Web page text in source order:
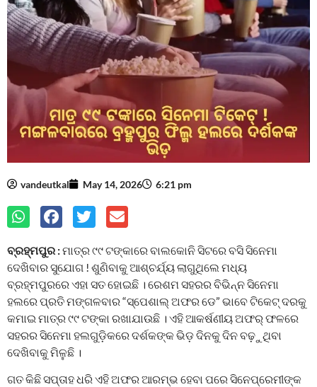
vandeutkal May 14, 2026 6:21 pm
ବ୍ରହ୍ମପୁର :ମାତ୍ର ୯୯ ଟଙ୍କାରେ ବାଲକୋନି ସିଟରେ ବସି ସିନେମା
ଦେଖିବାର ସୁଯୋଗ ! ଶୁଣିବାକୁ ଆଶ୍ଚର୍ଯ୍ୟ ଲାଗୁଥିଲେ ମଧ୍ୟ
ବ୍ରହ୍ମପୁରରେ ଏହା ସତ ହୋଇଛି । ରେଶମ ସହରର ବିଭିନ୍ନ ସିନେମା
ହଲରେ ପ୍ରତି ମଙ୍ଗଳବାର “ସ୍ପେଶାଲ୍ ଅଫର ଡେ” ଭାବେ ଟିକେଟ୍ ଦରକୁ
କମାଇ ମାତ୍ର ୯୯ ଟଙ୍କା ରଖାଯାଉଛି । ଏହି ଆକର୍ଷଣୀୟ ଅଫର୍‌ ଫଳରେ
ସହରର ସିନେମା ହଲଗୁଡ଼ିକରେ ଦର୍ଶକଙ୍କ ଭିଡ଼ ଦିନକୁ ଦିନ ବଢ଼ୁଥିବା
ଦେଖିବାକୁ ମିଳୁଛି ।
ଗତ କିଛି ସପ୍ତାହ ଧରି ଏହି ଅଫର ଆରମ୍ଭ ହେବା ପରେ ସିନେପ୍ରେମୀଙ୍କ